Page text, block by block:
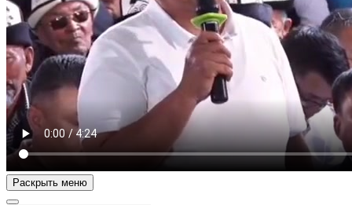
Раскрыть меню